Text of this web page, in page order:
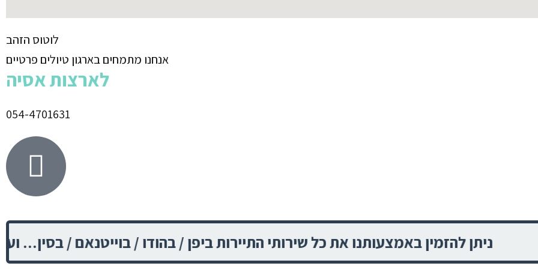
לוטוס הזהב
אנחנו מתמחים בארגון טיולים פרטיים
לארצות אסיה
054-4701631
להזמין באמצעותנו את כל שירותי התיירות ביפן / בהודו / בוייטנאם / בסין... ועוד.